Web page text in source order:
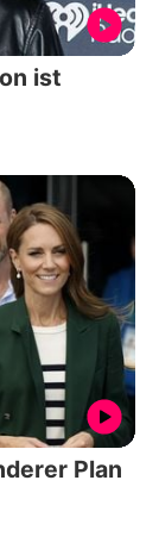
ist
Plan